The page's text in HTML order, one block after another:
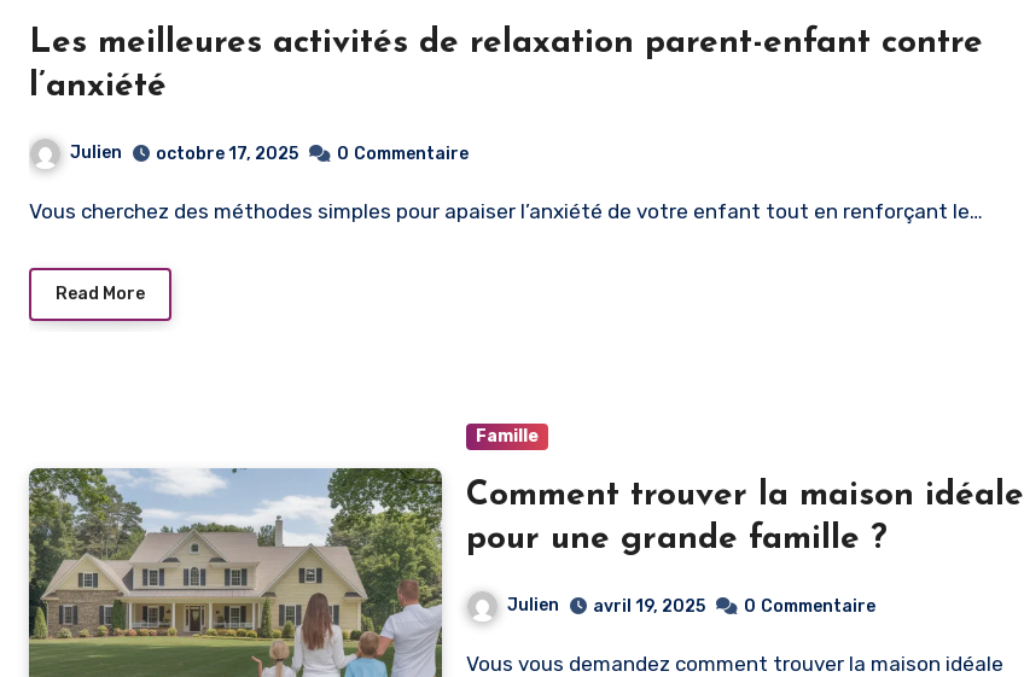
Les meilleures activités de relaxation parent-enfant contre
l’anxiété
Julien octobre 17, 2025 0 Commentaire
Vous cherchez des méthodes simples pour apaiser l’anxiété de votre enfant tout en renforçant le…
Read More
Famille
Comment trouver la maison idéale
pour une grande famille ?
Julien avril 19, 2025 0 Commentaire
Vous vous demandez comment trouver la maison idéale